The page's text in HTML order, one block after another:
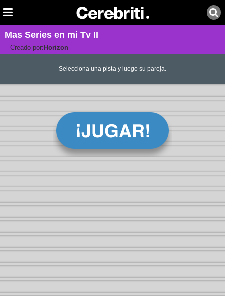
Mas Series en mi Tv II
Creado por: Horizon
Selecciona una pista y luego su pareja.